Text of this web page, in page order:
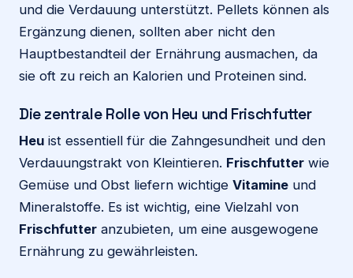
und die Verdauung unterstützt. Pellets können als
Ergänzung dienen, sollten aber nicht den
Hauptbestandteil der Ernährung ausmachen, da
sie oft zu reich an Kalorien und Proteinen sind.
Die zentrale Rolle von Heu und Frischfutter
Heu ist essentiell für die Zahngesundheit und den
Verdauungstrakt von Kleintieren. Frischfutter wie
Gemüse und Obst liefern wichtige Vitamine und
Mineralstoffe. Es ist wichtig, eine Vielzahl von
Frischfutter anzubieten, um eine ausgewogene
Ernährung zu gewährleisten.